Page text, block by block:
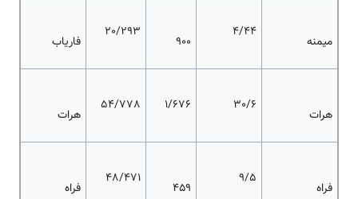
میمنه
4/44
۹۰۰
20/293
فاریاب
هرات
30/6
1/676
54/778
هرات
فراه
9/5
۴۵۹
48/471
فراه